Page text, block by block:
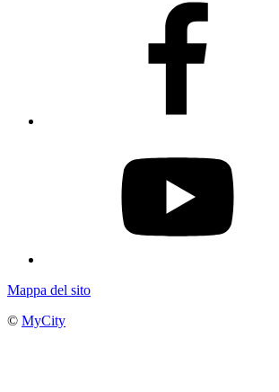
Mappa del sito
© MyCity